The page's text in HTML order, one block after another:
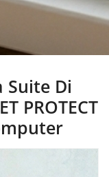
Suite Di
PROTECT